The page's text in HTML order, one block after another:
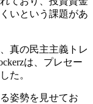
いという課題があ
真の民主主義トレ
は、プレセー
た。
姿勢を見せてお